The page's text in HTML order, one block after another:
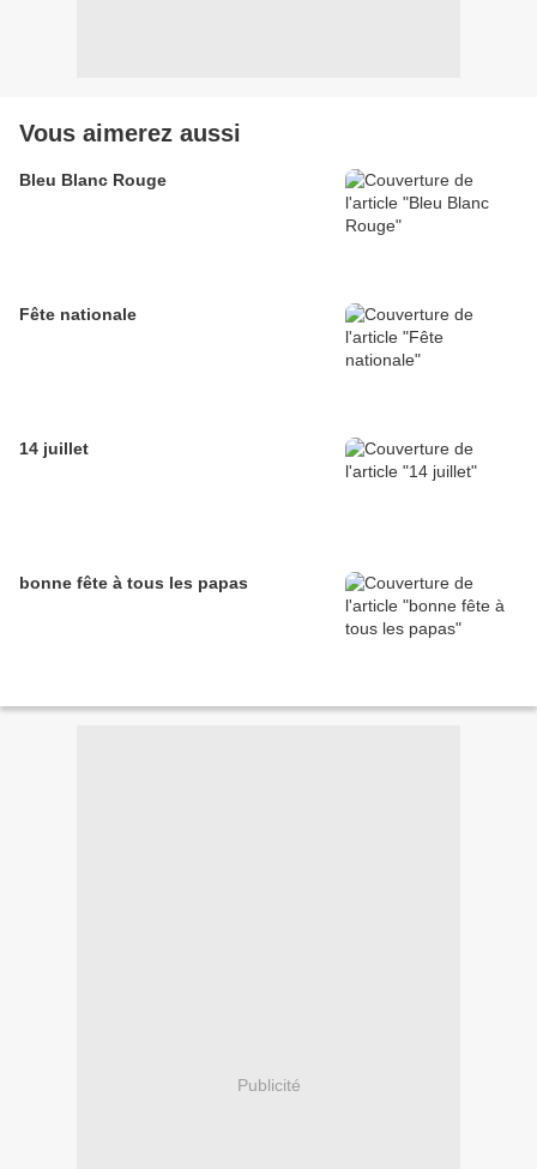
Vous aimerez aussi
Bleu Blanc Rouge
Fête nationale
14 juillet
bonne fête à tous les papas
Publicité